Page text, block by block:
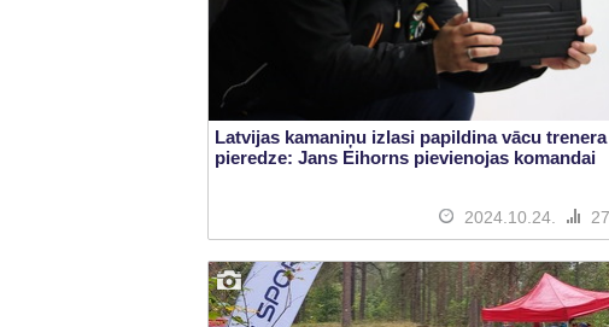
Latvijas kamaniņu izlasi papildina vācu trenera
pieredze: Jans Eihorns pievienojas komandai
2024.10.24.